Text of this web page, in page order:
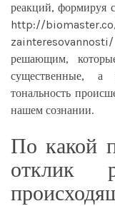
реакций, формируя
http://
zainteresovannosti/
решающим,
существенные, а
тональность
нашем сознании.
По какой
отклик